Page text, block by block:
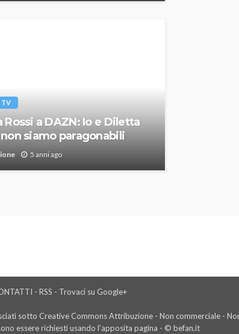
TV
Rossi a DAZN: Io e Diletta
siamo paragonabili
5 anni ago
- RSS - Trovaci su Google+
sotto Creative Commons Attribuzione - Non commerciale -
essere richiesti usando l'apposita pagina - © befan.it